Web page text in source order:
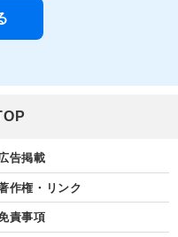
告掲載
作権・リンク
責事項